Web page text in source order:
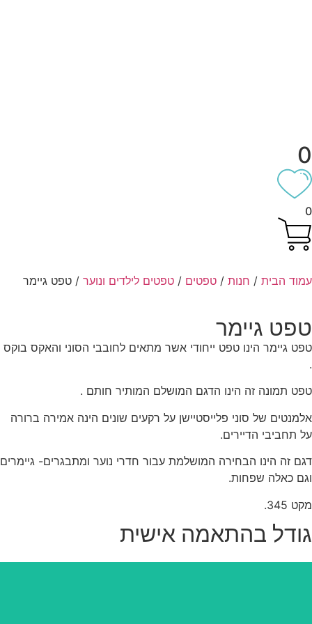
הבית/חנות/טפטים/טפטים לילדים ונוער/ טפט גיימר
גיימר
גיימר הינו טפט ייחודי אשר מתאים לחובבי הסוני והאקס בוקס
תמונה זה הינו הדגם המושלם המותיר חותם .
של סוני פלייסטיישן על רקעים שונים הינה אמירה ברורה
תחביבי הדיירים.
זה הינו הבחירה המושלמת עבור חדרי נוער ומתבגרים- גיימרים
כאלה שפחות.
345.
בהתאמה אישית